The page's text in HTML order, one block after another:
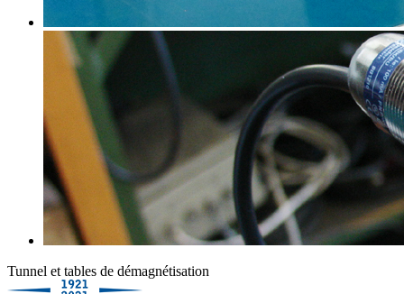
Tunnel et tables de démagnétisation